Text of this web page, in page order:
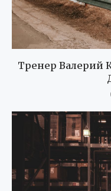
Тренер Валерий